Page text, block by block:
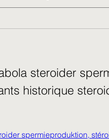
steroider
historique
spermieproduktion,